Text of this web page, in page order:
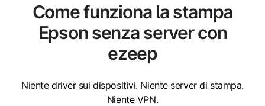
Come funziona la stampa
Epson senza server con
ezeep
Niente driver sui dispositivi. Niente server di stampa.
Niente VPN.